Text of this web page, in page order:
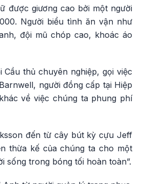
được giương cao bởi một người
Người biểu tình ăn vận như
đội mũ chóp cao, khoác áo
thủ chuyên nghiệp, gọi việc
người đồng cấp tại Hiệp
về việc chúng ta phung phí
đến từ cây bút kỳ cựu Jeff
thừa kế của chúng ta cho một
sống trong bóng tối hoàn toàn”.